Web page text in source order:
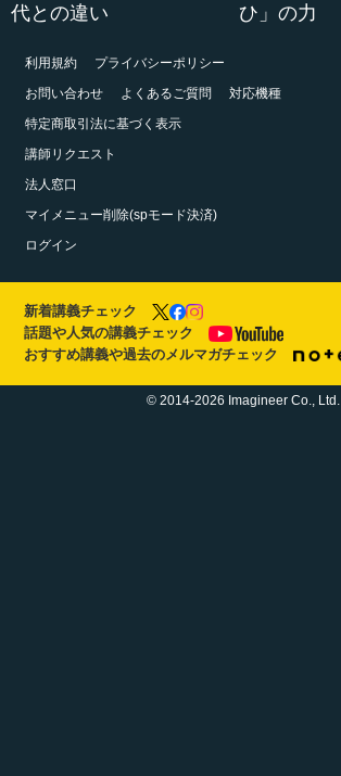
代との違い
ひ」の力
利用規約
プライバシーポリシー
お問い合わせ
よくあるご質問
対応機種
特定商取引法に基づく表示
講師リクエスト
法人窓口
マイメニュー削除(spモード決済)
ログイン
新着講義チェック
話題や人気の講義チェック
おすすめ講義や過去のメルマガチェック
© 2014-2026 Imagineer Co., Ltd.